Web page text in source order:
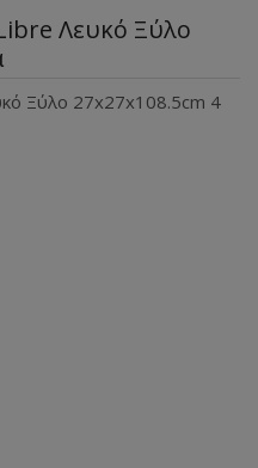
Λευκό Ξύλο
Ξύλο 27x27x108.5cm 4